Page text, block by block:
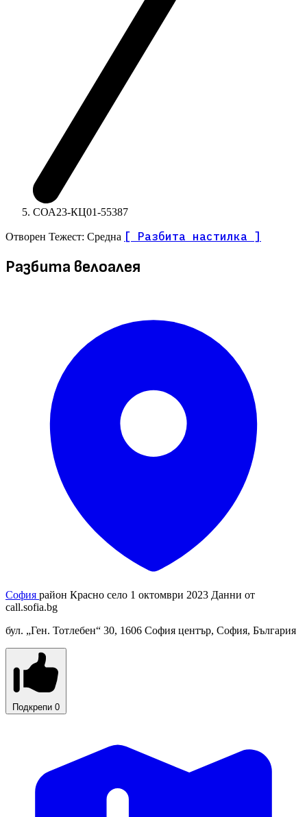
СОА23-КЦ01-55387
Отворен Тежест: Средна [ Разбита настилка ]
Разбита велоалея
София район Красно село 1 октомври 2023 Данни от
call.sofia.bg
бул. „Ген. Тотлебен“ 30, 1606 София център, София, България
Подкрепи 0